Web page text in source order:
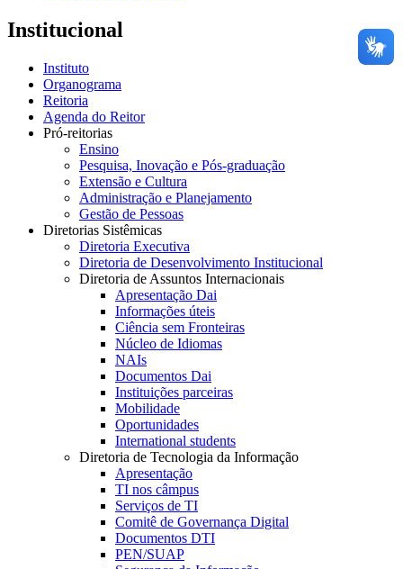
Institucional
Instituto
Organograma
Reitoria
Agenda do Reitor
Pró-reitorias
Ensino
Pesquisa, Inovação e Pós-graduação
Extensão e Cultura
Administração e Planejamento
Gestão de Pessoas
Diretorias Sistêmicas
Diretoria Executiva
Diretoria de Desenvolvimento Institucional
Diretoria de Assuntos Internacionais
Apresentação Dai
Informações úteis
Ciência sem Fronteiras
Núcleo de Idiomas
NAIs
Documentos Dai
Instituições parceiras
Mobilidade
Oportunidades
International students
Diretoria de Tecnologia da Informação
Apresentação
TI nos câmpus
Serviços de TI
Comitê de Governança Digital
Documentos DTI
PEN/SUAP